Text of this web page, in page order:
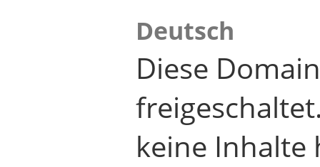
Deutsch
Diese
keine Inhalte